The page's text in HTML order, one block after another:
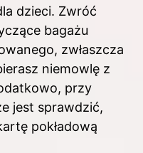
dzieci. Zwróć
bagażu
zwłaszcza
niemowlę z
przy
jest sprawdzić,
pokładową